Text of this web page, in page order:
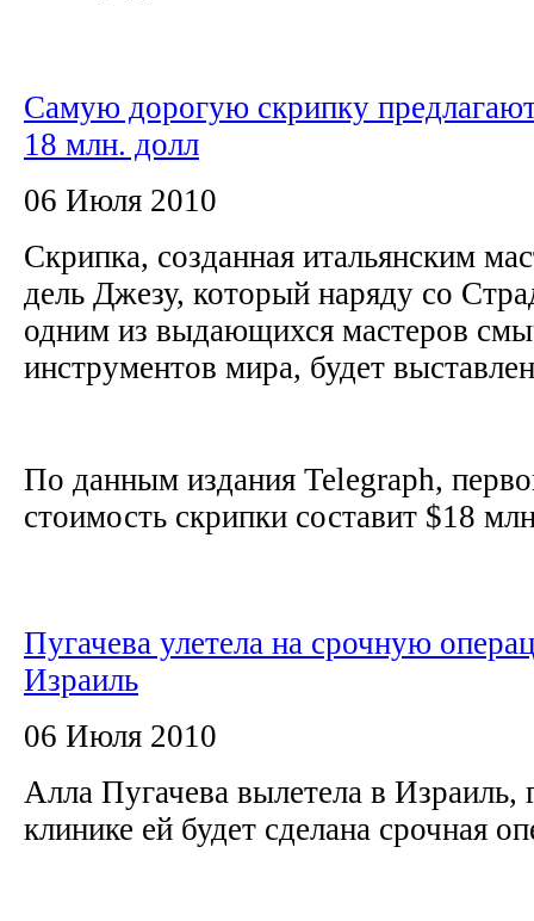
Самую дорогую скрипку
18 млн. долл
06 Июля 2010
Скрипка, созданная итальянским
дель Джезу, который наряду со
одним из выдающихся мастеров
инструментов мира, будет
По данным издания Telegraph,
стоимость скрипки составит $18
Пугачева улетела на срочную
Израиль
06 Июля 2010
Алла Пугачева вылетела в Израиль,
клинике ей будет сделана срочная